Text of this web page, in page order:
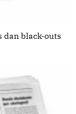
dan black-outs